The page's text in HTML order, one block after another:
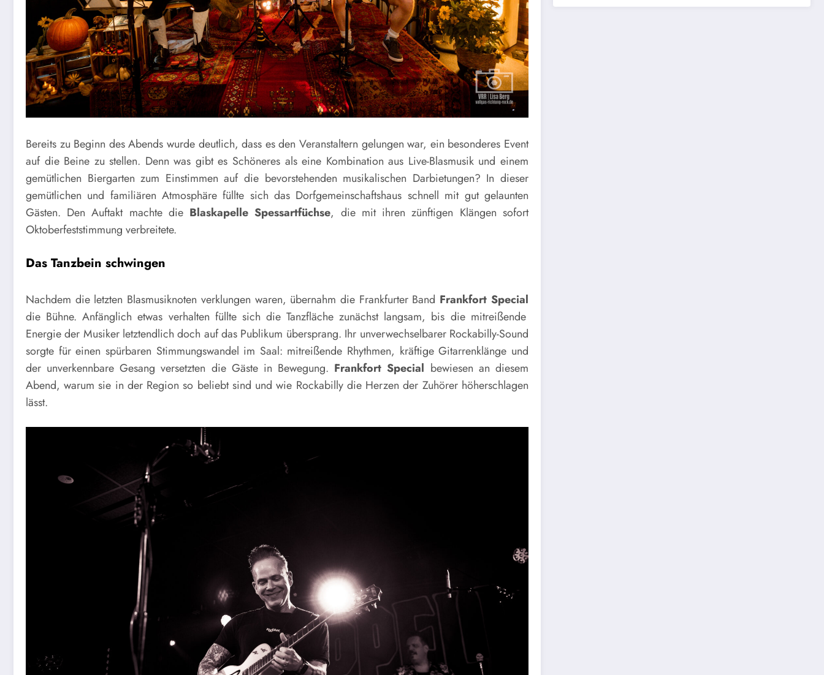
Bereits zu Beginn des Abends wurde deutlich, dass es den Veranstaltern gelungen war, ein besonderes Event
auf die Beine zu stellen. Denn was gibt es Schöneres als eine Kombination aus Live-Blasmusik und einem
gemütlichen Biergarten zum Einstimmen auf die bevorstehenden musikalischen Darbietungen? In dieser
gemütlichen und familiären Atmosphäre füllte sich das Dorfgemeinschaftshaus schnell mit gut gelaunten
Gästen. Den Auftakt machte die Blaskapelle Spessartfüchse, die mit ihren zünftigen Klängen sofort
Oktoberfeststimmung verbreitete.
Das Tanzbein schwingen
Nachdem die letzten Blasmusiknoten verklungen waren, übernahm die Frankfurter Band Frankfort Special
die Bühne. Anfänglich etwas verhalten füllte sich die Tanzfläche zunächst langsam, bis die mitreißende
Energie der Musiker letztendlich doch auf das Publikum übersprang. Ihr unverwechselbarer Rockabilly-Sound
sorgte für einen spürbaren Stimmungswandel im Saal: mitreißende Rhythmen, kräftige Gitarrenklänge und
der unverkennbare Gesang versetzten die Gäste in Bewegung. Frankfort Special bewiesen an diesem
Abend, warum sie in der Region so beliebt sind und wie Rockabilly die Herzen der Zuhörer höherschlagen
lässt.